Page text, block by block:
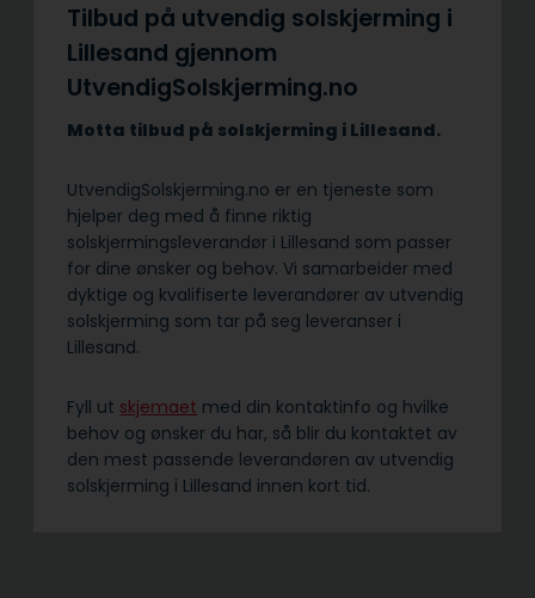
Tilbud på utvendig solskjerming i
Lillesand gjennom
UtvendigSolskjerming.no
Motta tilbud på solskjerming i Lillesand.
UtvendigSolskjerming.no er en tjeneste som
hjelper deg med å finne riktig
solskjermingsleverandør i Lillesand som passer
for dine ønsker og behov. Vi samarbeider med
dyktige og kvalifiserte leverandører av utvendig
solskjerming som tar på seg leveranser i
Lillesand.
Fyll ut skjemaet med din kontaktinfo og hvilke
behov og ønsker du har, så blir du kontaktet av
den mest passende leverandøren av utvendig
solskjerming i Lillesand innen kort tid.